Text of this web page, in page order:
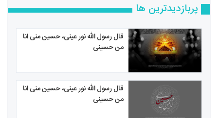
پربازدیدترین ها
قال رسول الله نور عینی، حسین منی انا
من حسینی
قال رسول الله نور عینی، حسین منی انا
من حسینی